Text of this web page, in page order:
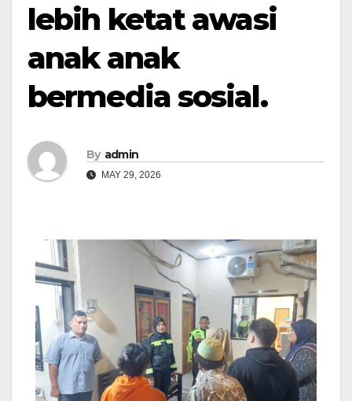
lebih ketat awasi
anak anak
bermedia sosial.
By admin
MAY 29, 2026